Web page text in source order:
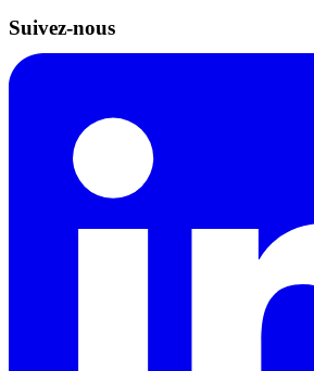
Suivez-nous